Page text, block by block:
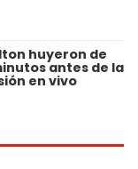
huyeron de
antes de la
en vivo